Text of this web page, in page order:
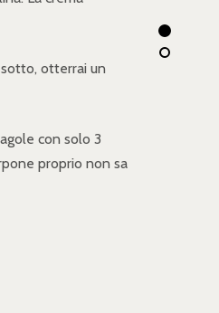
sotto, otterrai un
con solo 3
proprio non sa